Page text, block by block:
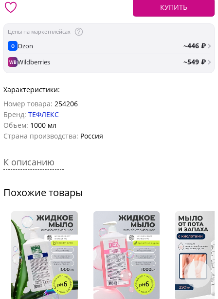
КУПИТЬ
Цены на маркетплейсах
O Ozon ~446 ₽
WBWildberries ~549 ₽
Характеристики:
Номер товара: 254206
Бренд: ТЕФЛЕКС
Объем: 1000 мл
Страна производства: Россия
К описанию
Похожие товары